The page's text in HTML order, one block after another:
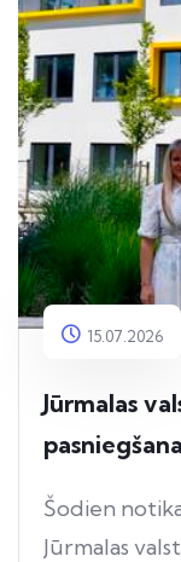
15.07.2026
Jūrmalas
Šodien
Jūrmalas